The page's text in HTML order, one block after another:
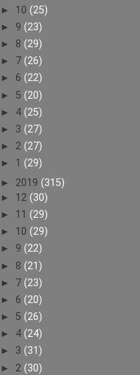
► 10 (25)
► 9 (23)
► 8 (29)
► 7 (26)
► 6 (22)
► 5 (20)
► 4 (25)
► 3 (27)
► 2 (27)
► 1 (29)
► 2019 (315)
► 12 (30)
► 11 (29)
► 10 (29)
► 9 (22)
► 8 (21)
► 7 (23)
► 6 (20)
► 5 (26)
► 4 (24)
► 3 (31)
► 2 (30)